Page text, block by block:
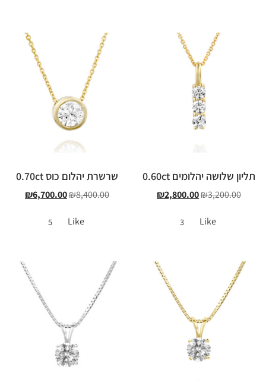
תליון שלושה יהלומים 0.60ct
₪3,200.00
₪2,800.00
Like
3
שרשרת יהלום כוס 0.70ct
₪8,400.00
₪6,700.00
Like
5